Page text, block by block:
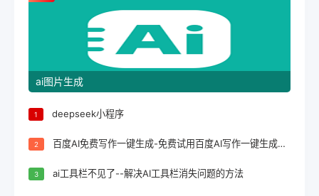
ai图片生成
1 deepseek小程序
2 百度AI免费写作一键生成-免费试用百度AI写作一键生成，轻松完成文案创作！
3 ai工具栏不见了--解决AI工具栏消失问题的方法